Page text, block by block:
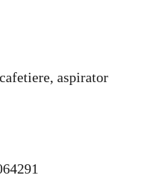
aspirator